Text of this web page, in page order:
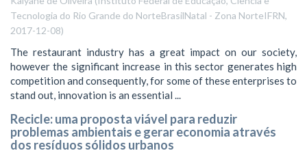
Tecnologia do Rio Grande do NorteBrasilNatal - Zona NorteIFRN,
2017-12-08)
The restaurant industry has a great impact on our society,
however the significant increase in this sector generates high
competition and consequently, for some of these enterprises to
stand out, innovation is an essential ...
Recicle: uma proposta viável para reduzir
problemas ambientais e gerar economia através
dos resíduos sólidos urbanos